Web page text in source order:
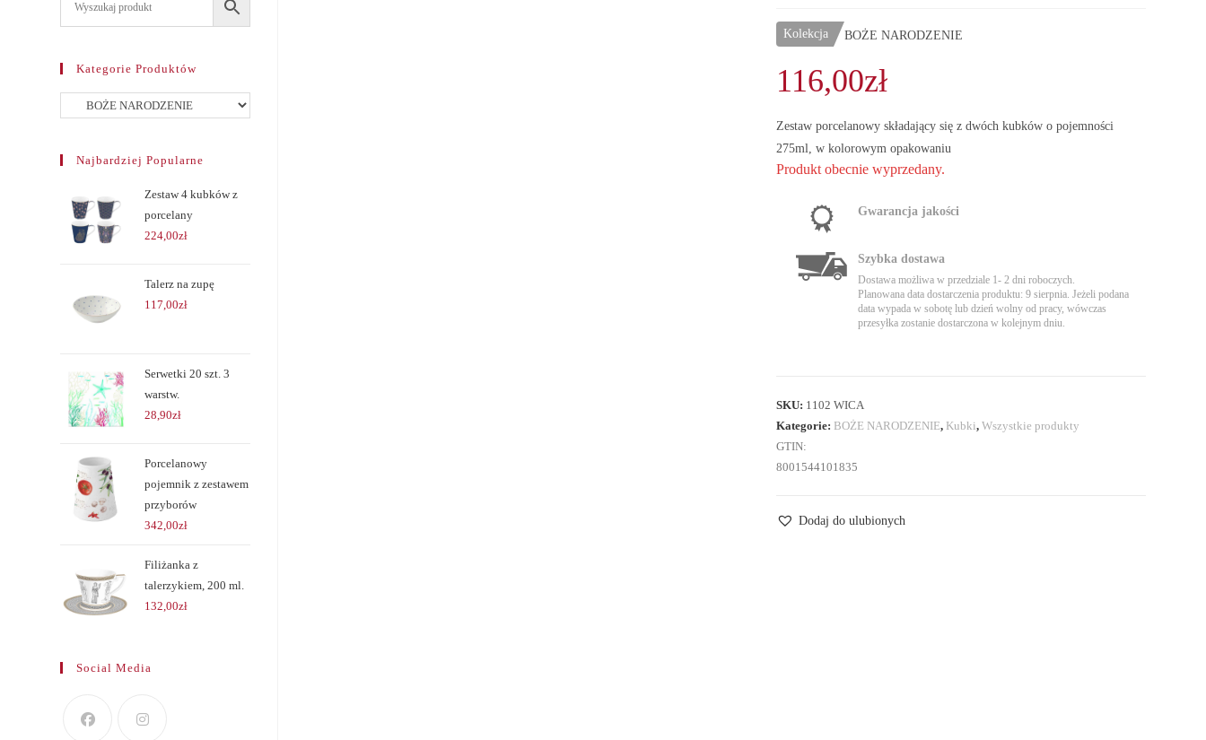
Kolekcja BOŻE NARODZENIE
116,00zł
Zestaw porcelanowy składający się z dwóch kubków o pojemności
275ml, w kolorowym opakowaniu
Produkt obecnie wyprzedany.
Gwarancja jakości
Szybka dostawa
Dostawa możliwa w przedziale 1- 2 dni roboczych.
Planowana data dostarczenia produktu: 9 sierpnia. Jeżeli podana
data wypada w sobotę lub dzień wolny od pracy, wówczas
przesyłka zostanie dostarczona w kolejnym dniu.
SKU: 1102 WICA
Kategorie: BOŻE NARODZENIE, Kubki, Wszystkie produkty
GTIN:
8001544101835
Dodaj do ulubionych
Kategorie Produktów
Najbardziej Popularne
Zestaw 4 kubków z
porcelany
224,00zł
Talerz na zupę
117,00zł
Serwetki 20 szt. 3
warstw.
28,90zł
Porcelanowy
pojemnik z zestawem
przyborów
342,00zł
Filiżanka z
talerzykiem, 200 ml.
132,00zł
Social Media